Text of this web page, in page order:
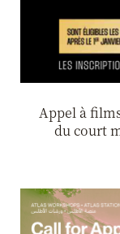
Appel à
du court